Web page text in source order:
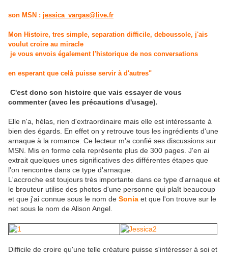
son MSN : jessica_vargas@live.fr
Mon Histoire, tres simple, separation difficile, deboussole, j'ais
voulut croire au miracle
je vous envois également l'historique de nos conversations
en esperant que celà puisse servir à d'autres"
C'est donc son histoire que vais essayer de vous
commenter (avec les précautions d'usage).
Elle n'a, hélas, rien d'extraordinaire mais elle est intéressante à
bien des égards. En effet on y retrouve tous les ingrédients d'une
arnaque à la romance. Ce lecteur m'a confié ses discussions sur
MSN. Mis en forme cela représente plus de 300 pages. J'en ai
extrait quelques unes significatives des différentes étapes que
l'on rencontre dans ce type d'arnaque.
L'accroche est toujours très importante dans ce type d'arnaque et
le brouteur utilise des photos d'une personne qui plaît beaucoup
et que j'ai connue sous le nom de Sonia et que l'on trouve sur le
net sous le nom de Alison Angel.
Difficile de croire qu'une telle créature puisse s'intéresser à soi et